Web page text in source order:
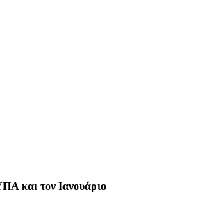
και τον Ιανουάριο